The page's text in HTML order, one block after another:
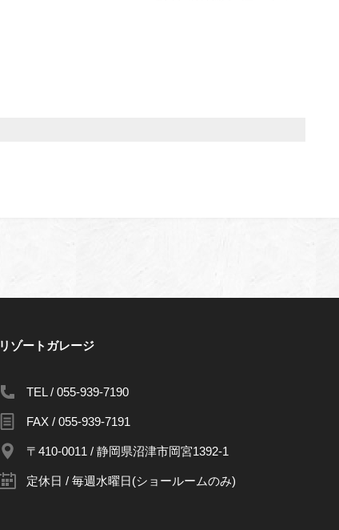
リゾートガレージ
TEL / 055-939-7190
FAX / 055-939-7191
〒410-0011 / 静岡県沼津市岡宮1392-1
定休日 / 毎週水曜日(ショールームのみ)